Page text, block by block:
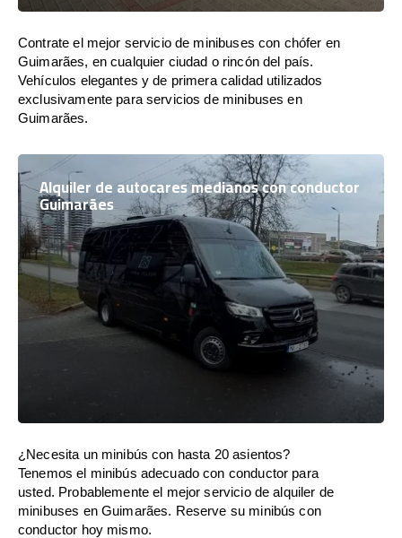
Contrate el mejor servicio de minibuses con chófer en
Guimarães, en cualquier ciudad o rincón del país.
Vehículos elegantes y de primera calidad utilizados
exclusivamente para servicios de minibuses en
Guimarães.
Alquiler de autocares medianos con conductor
Guimarães
¿Necesita un minibús con hasta 20 asientos?
Tenemos el minibús adecuado con conductor para
usted. Probablemente el mejor servicio de alquiler de
minibuses en Guimarães. Reserve su minibús con
conductor hoy mismo.